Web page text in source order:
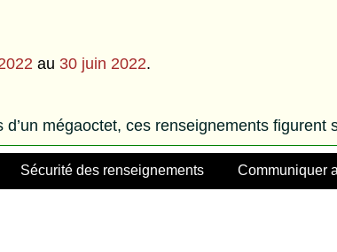
au 30 juin 2022.
mégaoctet, ces renseignements figurent
Sécurité des renseignements Communiquer